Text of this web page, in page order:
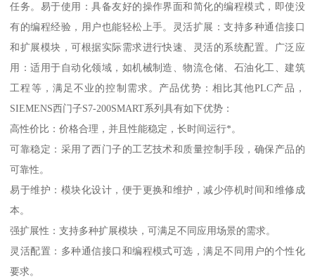
任务。易于使用：具备友好的操作界面和简化的编程模式，即使没
有的编程经验，用户也能轻松上手。灵活扩展：支持多种通信接口
和扩展模块，可根据实际需求进行快速、灵活的系统配置。广泛应
用：适用于自动化领域，如机械制造、物流仓储、石油化工、建筑
工程等，满足不业的控制需求。产品优势：相比其他PLC产品，
SIEMENS西门子S7-200SMART系列具有如下优势：
高性价比：价格合理，并且性能稳定，长时间运行*。
可靠稳定：采用了西门子的工艺技术和质量控制手段，确保产品的
可靠性。
易于维护：模块化设计，便于更换和维护，减少停机时间和维修成
本。
强扩展性：支持多种扩展模块，可满足不同应用场景的需求。
灵活配置：多种通信接口和编程模式可选，满足不同用户的个性化
要求。